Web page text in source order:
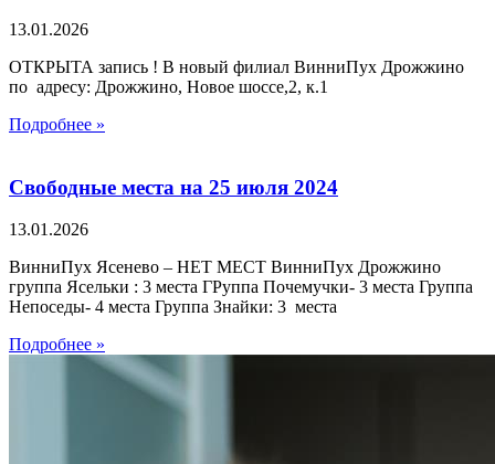
13.01.2026
ОТКРЫТА запись ! В новый филиал ВинниПух Дрожжино
по адресу: Дрожжино, Новое шоссе,2, к.1
Подробнее »
Свободные места на 25 июля 2024
13.01.2026
ВинниПух Ясенево – НЕТ МЕСТ ВинниПух Дрожжино
группа Ясельки : 3 места ГРуппа Почемучки- 3 места Группа
Непоседы- 4 места Группа Знайки: 3 места
Подробнее »